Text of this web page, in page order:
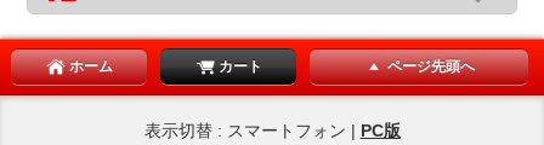
ホーム カート ページ先頭へ
表示切替 : スマートフォン | PC版